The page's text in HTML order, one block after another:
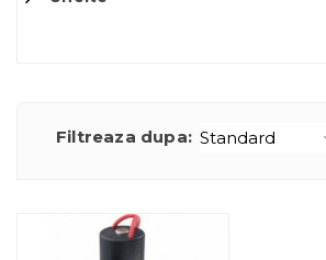
Filtreaza dupa: